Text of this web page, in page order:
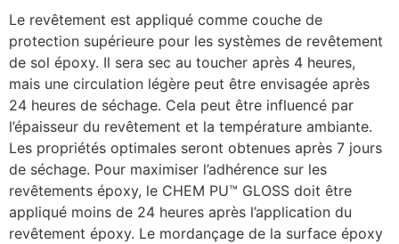
Le revêtement est appliqué comme couche de
protection supérieure pour les systèmes de revêtement
de sol époxy. Il sera sec au toucher après 4 heures,
mais une circulation légère peut être envisagée après
24 heures de séchage. Cela peut être influencé par
l’épaisseur du revêtement et la température ambiante.
Les propriétés optimales seront obtenues après 7 jours
de séchage. Pour maximiser l’adhérence sur les
revêtements époxy, le CHEM PU™ GLOSS doit être
appliqué moins de 24 heures après l’application du
revêtement époxy. Le mordançage de la surface époxy